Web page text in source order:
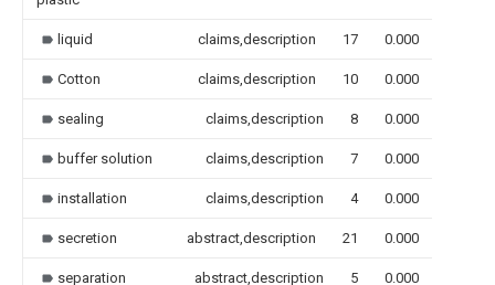
liquid claims,description 17 0.000
Cotton claims,description 10 0.000
sealing claims,description 8 0.000
buffer solution claims,description 7 0.000
installation claims,description 4 0.000
secretion abstract,description 21 0.000
separation abstract,description 5 0.000